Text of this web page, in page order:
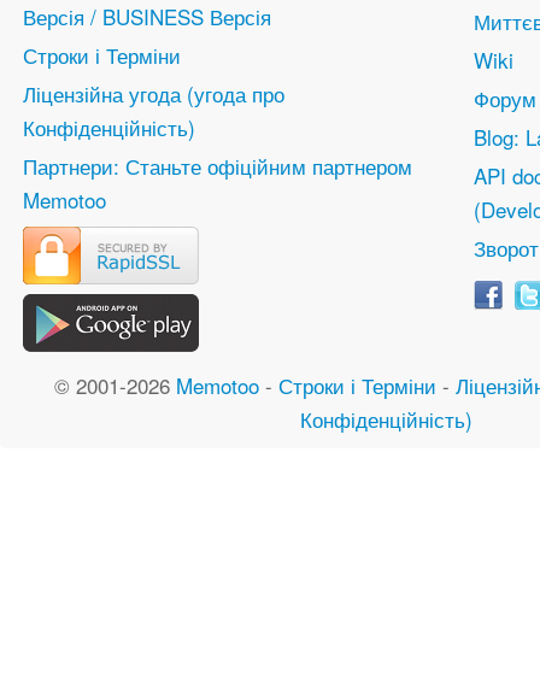
Версія / BUSINESS Версія
Строки і Терміни
Ліцензійна угода (угода про
Конфіденційність)
Партнери: Станьте офіційним партнером
Memotoo
Wiki
Форум
Blog:
API
© 2001-2026 Memotoo - Строки і Терміни -
Конфіденційність)